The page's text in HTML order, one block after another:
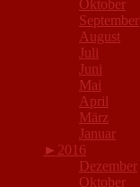
Oktober
September
August
Juli
Juni
Mai
April
März
Januar
► 2016
Dezember
Oktober